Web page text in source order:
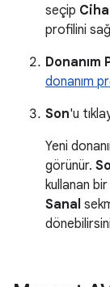
seçip
profilini sağ
Donanım
donanım
Son'u
Yeni
görünür.
kullanan bir
Sanal